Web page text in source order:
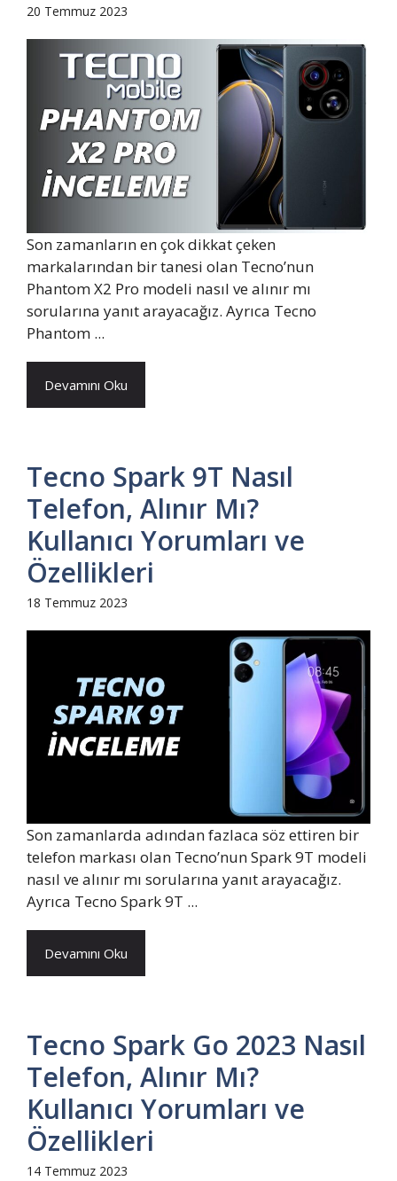
20 Temmuz 2023
Son zamanların en çok dikkat çeken
markalarından bir tanesi olan Tecno’nun
Phantom X2 Pro modeli nasıl ve alınır mı
sorularına yanıt arayacağız. Ayrıca Tecno
Phantom ...
Devamını Oku
Tecno Spark 9T Nasıl
Telefon, Alınır Mı?
Kullanıcı Yorumları ve
Özellikleri
18 Temmuz 2023
Son zamanlarda adından fazlaca söz ettiren bir
telefon markası olan Tecno’nun Spark 9T modeli
nasıl ve alınır mı sorularına yanıt arayacağız.
Ayrıca Tecno Spark 9T ...
Devamını Oku
Tecno Spark Go 2023 Nasıl
Telefon, Alınır Mı?
Kullanıcı Yorumları ve
Özellikleri
14 Temmuz 2023